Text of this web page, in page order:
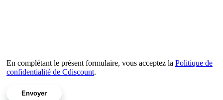
En complétant le présent formulaire, vous acceptez la Politique de
confidentialité de Cdiscount.